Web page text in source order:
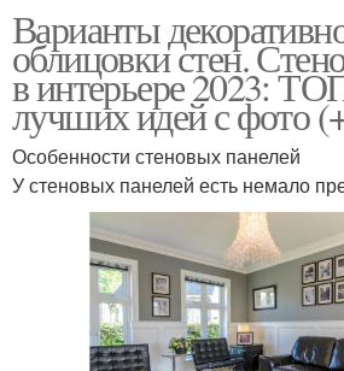
Варианты
облицовки стен.
в интерьере 2023:
лучших идей с фото
Особенности стеновых панелей
У стеновых панелей есть немало